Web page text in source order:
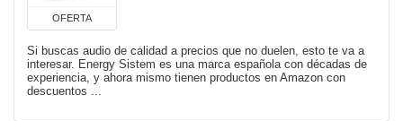
OFERTA
Si buscas audio de calidad a precios que no duelen, esto te va a
interesar. Energy Sistem es una marca española con décadas de
experiencia, y ahora mismo tienen productos en Amazon con
descuentos ...